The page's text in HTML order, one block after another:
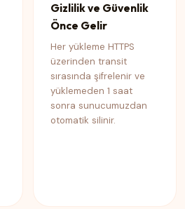
Gizlilik ve Güvenlik
Önce Gelir
Her yükleme HTTPS
üzerinden transit
sırasında şifrelenir ve
yüklemeden 1 saat
sonra sunucumuzdan
otomatik silinir.